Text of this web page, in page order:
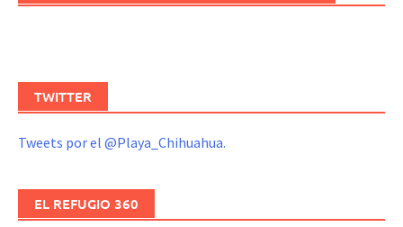
TWITTER
Tweets por el @Playa_Chihuahua.
EL REFUGIO 360